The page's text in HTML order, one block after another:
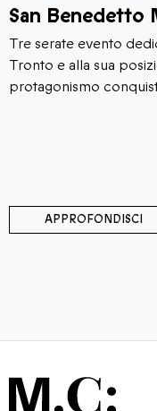
San Benedetto
Tre serate evento
Tronto e alla sua
protagonismo
APPROFONDISCI